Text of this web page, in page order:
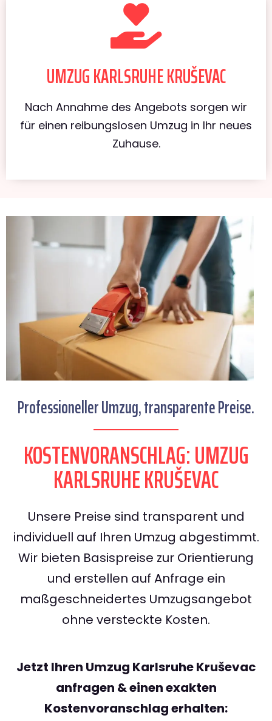
UMZUG KARLSRUHE KRUŠEVAC
Nach Annahme des Angebots sorgen wir
für einen reibungslosen Umzug in Ihr neues
Zuhause.
Professioneller Umzug, transparente Preise.
KOSTENVORANSCHLAG: UMZUG
KARLSRUHE KRUŠEVAC
Unsere Preise sind transparent und
individuell auf Ihren Umzug abgestimmt.
Wir bieten Basispreise zur Orientierung
und erstellen auf Anfrage ein
maßgeschneidertes Umzugsangebot
ohne versteckte Kosten.
Jetzt Ihren Umzug Karlsruhe Kruševac
anfragen & einen exakten
Kostenvoranschlag erhalten: